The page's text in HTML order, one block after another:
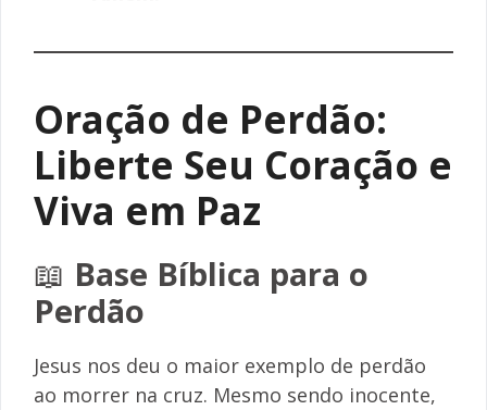
Oração de Perdão:
Liberte Seu Coração e
Viva em Paz
📖 Base Bíblica para o
Perdão
Jesus nos deu o maior exemplo de perdão
ao morrer na cruz. Mesmo sendo inocente,